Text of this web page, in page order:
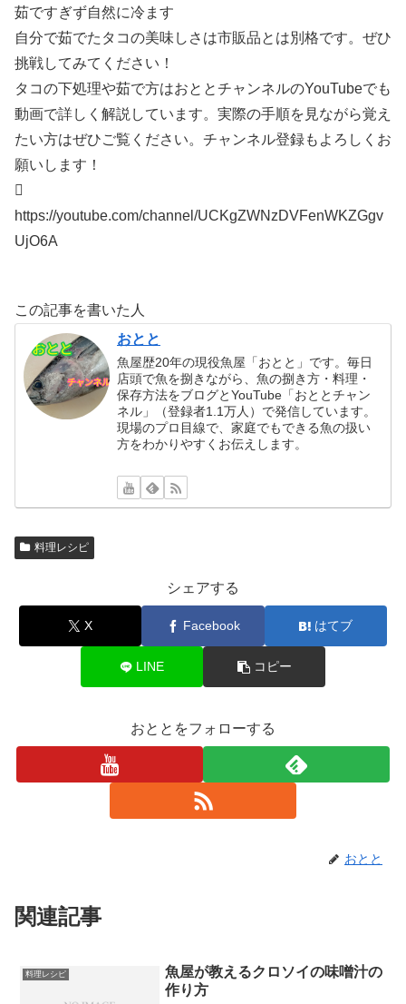
茹ですぎず自然に冷ます
自分で茹でたタコの美味しさは市販品とは別格です。ぜひ
挑戦してみてください！
タコの下処理や茹で方はおととチャンネルのYouTubeでも
動画で詳しく解説しています。実際の手順を見ながら覚え
たい方はぜひご覧ください。チャンネル登録もよろしくお
願いします！

https://youtube.com/channel/UCKgZWNzDVFenWKZGgv
UjO6A
この記事を書いた人
おとと
魚屋歴20年の現役魚屋「おとと」です。毎日
店頭で魚を捌きながら、魚の捌き方・料理・
保存方法をブログとYouTube「おととチャン
ネル」（登録者1.1万人）で発信しています。
現場のプロ目線で、家庭でもできる魚の扱い
方をわかりやすくお伝えします。
料理レシピ
シェアする
X Facebook はてブ
LINE コピー
おととをフォローする
おとと
関連記事
料理レシピ
魚屋が教えるクロソイの味噌汁の
作り方